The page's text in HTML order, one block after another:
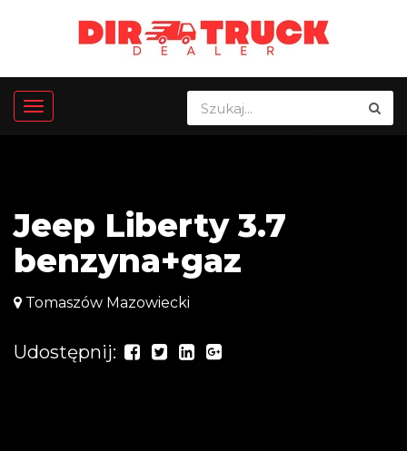
Jeep Liberty 3.7
benzyna+gaz
Tomaszów Mazowiecki
Udostępnij: